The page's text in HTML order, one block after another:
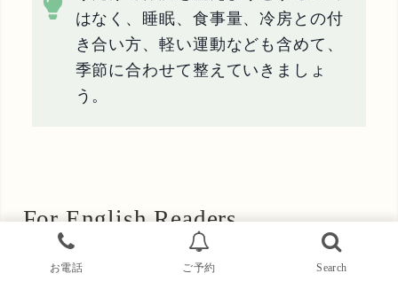
はなく、睡眠、食事量、冷房との付
き合い方、軽い運動なども含めて、
季節に合わせて整えていきましょ
う。
For English Readers
お電話 ご予約 Search